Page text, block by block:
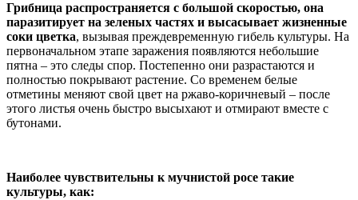
Грибница распространяется с большой скоростью, она
паразитирует на зеленых частях и высасывает жизненные
соки цветка, вызывая преждевременную гибель культуры. На
первоначальном этапе заражения появляются небольшие
пятна – это следы спор. Постепенно они разрастаются и
полностью покрывают растение. Со временем белые
отметины меняют свой цвет на ржаво-коричневый – после
этого листья очень быстро высыхают и отмирают вместе с
бутонами.
Наиболее чувствительны к мучнистой росе такие
культуры, как: